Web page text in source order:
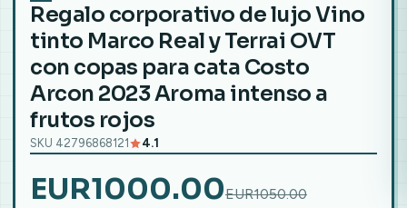
Regalo corporativo de lujo Vino
tinto Marco Real y Terrai OVT
con copas para cata Costo
Arcon 2023 Aroma intenso a
frutos rojos
SKU 42796868121 4.1
EUR1000.00EUR1050.00